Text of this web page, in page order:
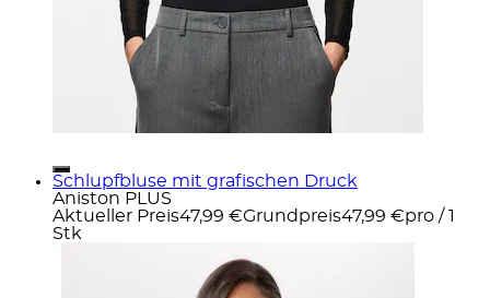
Schlupfbluse mit grafischen Druck
Aniston PLUS
Aktueller Preis47,99 €Grundpreis47,99 €pro / 1
Stk